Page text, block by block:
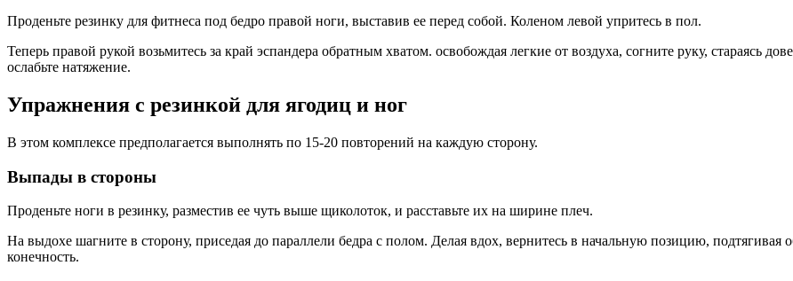
Проденьте резинку для фитнеса под бедро правой ноги, выставив ее перед собой. Коленом левой упритесь в пол.
Теперь правой рукой возьмитесь за край эспандера обратным хватом. освобождая легкие от воздуха, согните руку, стараясь
ослабьте натяжение.
Упражнения с резинкой для ягодиц и ног
В этом комплексе предполагается выполнять по 15-20 повторений на каждую сторону.
Выпады в стороны
Проденьте ноги в резинку, разместив ее чуть выше щиколоток, и расставьте их на ширине плеч.
На выдохе шагните в сторону, приседая до параллели бедра с полом. Делая вдох, вернитесь в начальную позицию,
конечность.